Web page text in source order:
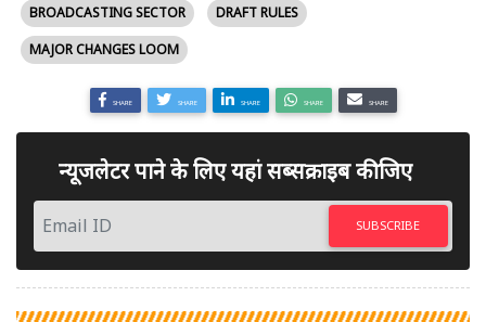
BROADCASTING SECTOR
DRAFT RULES
MAJOR CHANGES LOOM
SHARE SHARE SHARE SHARE SHARE
न्यूजलेटर पाने के लिए यहां सब्सक्राइब कीजिए
SUBSCRIBE